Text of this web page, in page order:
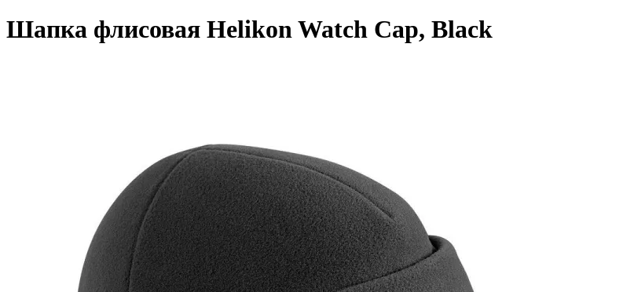
Шапка флисовая Helikon Watch Cap, Black